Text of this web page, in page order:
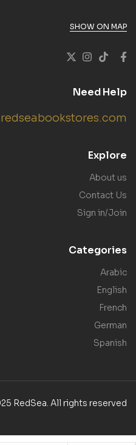
SHOW ON MAP
Need Help
Explore
About us
Contact Us
Sign in/Join
Categories
Arabic
English
French
German
Spanish
RedSea. All rights reserved.